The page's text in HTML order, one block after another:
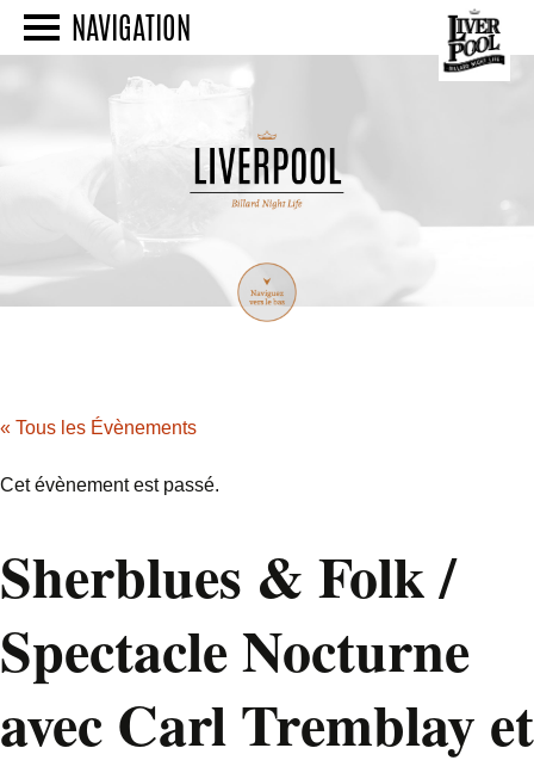
NAVIGATION
« Tous les Évènements
Cet évènement est passé.
Sherblues & Folk /
Spectacle Nocturne
avec Carl Tremblay et